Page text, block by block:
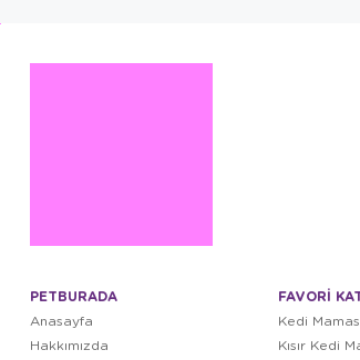
PETBURADA
Anasayfa
Hakkımızda
FAVORİ
Kedi
Kısır Kedi